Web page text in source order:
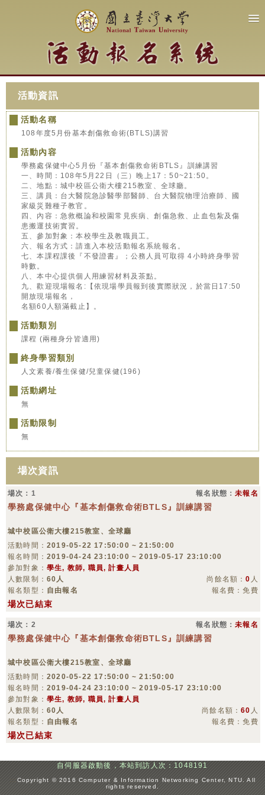
活動資訊
活動名稱
108年度5月份基本創傷救命術(BTLS)講習
活動內容
學務處保健中心5月份『基本創傷救命術BTLS』訓練講習
一、時間：108年5月22日（三）晚上17：50~21:50。
二、地點：城中校區公衛大樓215教室、全球廳。
三、講員：台大醫院急診醫學部醫師、台大醫院物理治療師、國
家級災難種子教官。
四、內容：急救概論和校園常見疾病、創傷急救、止血包紮及傷
患搬運技術實習。
五、參加對象：本校學生及教職員工。
六、報名方式：請進入本校活動報名系統報名。
七、本課程課後『不發證書』；公務人員可取得 4小時終身學習
時數。
八、本中心提供個人用練習材料及茶點。
九、歡迎現場報名:【依現場學員報到後實際狀況，於當日17:50
開放現場報名，
名額60人額滿截止】。
活動類別
課程 (兩種身分皆適用)
終身學習類別
人文素養/養生保健/兒童保健(196)
活動網址
無
活動限制
無
場次資訊
場次：1 報名狀態：未報名
學務處保健中心『基本創傷救命術BTLS』訓練講習
城中校區公衛大樓215教室、全球廳
活動時間： 2019-05-22 17:50:00 ~ 21:50:00
報名時間： 2019-04-24 23:10:00 ~ 2019-05-17 23:10:00
參加對象： 學生, 教師, 職員, 計畫人員
人數限制： 60人 尚餘名額：0 人
報名類型： 自由報名 報名費：免費
場次已結束
場次：2 報名狀態：未報名
學務處保健中心『基本創傷救命術BTLS』訓練講習
城中校區公衛大樓215教室、全球廳
活動時間： 2020-05-22 17:50:00 ~ 21:50:00
報名時間： 2019-04-24 23:10:00 ~ 2019-05-17 23:10:00
參加對象： 學生, 教師, 職員, 計畫人員
人數限制： 60人 尚餘名額：60 人
報名類型： 自由報名 報名費：免費
場次已結束
自伺服器啟動後，本站到訪人次：1048191
::: Copyright © 2016 Computer & Information Networking Center, NTU. All
rights reserved.